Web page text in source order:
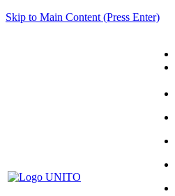
Skip to Main Content (Press Enter)